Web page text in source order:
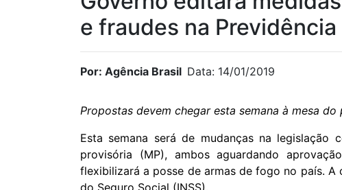
e fraudes na Previdência
Por: Agência Brasil Data: 14/01/2019
Propostas devem chegar esta semana à mesa do
Esta semana será de mudanças na
provisória (MP), ambos aguardando
flexibilizará a posse de armas de fogo no país.